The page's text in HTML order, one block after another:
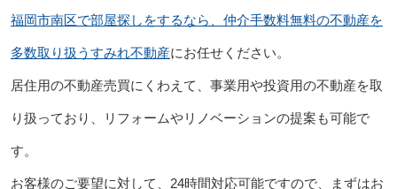
福岡市南区で部屋探しをするなら、仲介手数料無料の不動産を
多数取り扱うすみれ不動産にお任せください。
居住用の不動産売買にくわえて、事業用や投資用の不動産を取
り扱っており、リフォームやリノベーションの提案も可能で
す。
お客様のご要望に対して、24時間対応可能ですので、まずはお